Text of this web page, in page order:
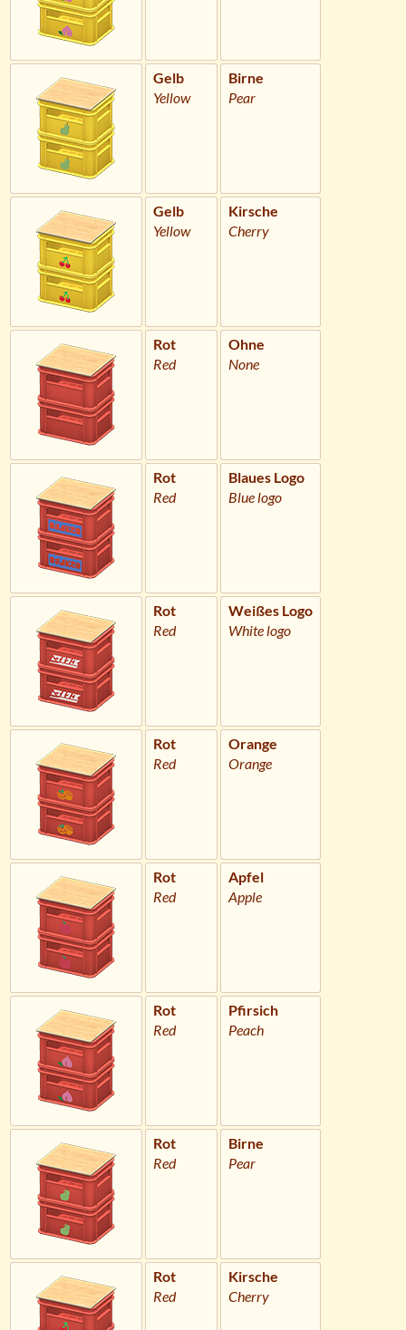
Gelb
Yellow
Birne
Pear
Gelb
Yellow
Kirsche
Cherry
Rot
Red
Ohne
None
Rot
Red
Blaues Logo
Blue logo
Rot
Red
Weißes Logo
White logo
Rot
Red
Orange
Orange
Rot
Red
Apfel
Apple
Rot
Red
Pfirsich
Peach
Rot
Red
Birne
Pear
Rot
Red
Kirsche
Cherry